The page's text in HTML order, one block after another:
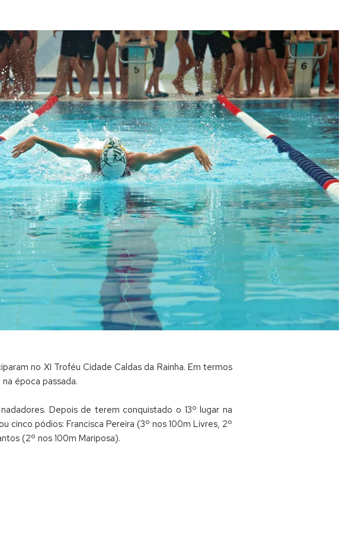
no XI Troféu Cidade Caldas da Rainha. Em termos
época passada.
Depois de terem conquistado o 13º lugar na
cinco pódios: Francisca Pereira (3º nos 100m Livres, 2º
(2º nos 100m Mariposa).